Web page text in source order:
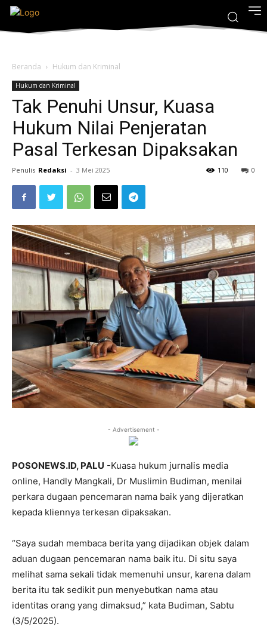
Beranda Hukum dan Kriminal
Hukum dan Kriminal
Tak Penuhi Unsur, Kuasa
Hukum Nilai Penjeratan
Pasal Terkesan Dipaksakan
Penulis Redaksi - 3 Mei 2025 0
110
- Advertisement -
POSONEWS.ID, PALU -Kuasa hukum jurnalis media
online, Handly Mangkali, Dr Muslimin Budiman, menilai
perkara dugaan pencemaran nama baik yang dijeratkan
kepada kliennya terkesan dipaksakan.
“Saya sudah membaca berita yang dijadikan objek dalam
aduan dugaan pencemaran nama baik itu. Di situ saya
melihat sama sekali tidak memenuhi unsur, karena dalam
berita itu tak sedikit pun menyebutkan nama atau
identitas orang yang dimaksud,” kata Budiman, Sabtu
(3/5/2025).